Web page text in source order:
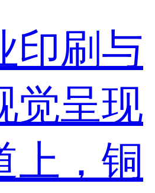
印刷与
觉呈现
上，铜